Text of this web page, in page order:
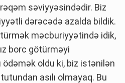
səviyyəsindədir. Biz
dərəcədə azalda bildik.
məcburiyyətində idik,
borc götürməyi
ödəmək oldu ki, biz istənilən
asılı olmayaq. Bu